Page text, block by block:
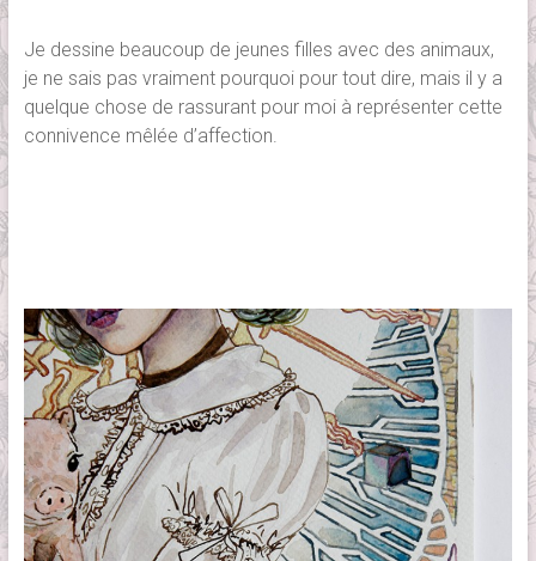
Je dessine beaucoup de jeunes filles avec des animaux,
je ne sais pas vraiment pourquoi pour tout dire, mais il y a
quelque chose de rassurant pour moi à représenter cette
connivence mêlée d’affection.